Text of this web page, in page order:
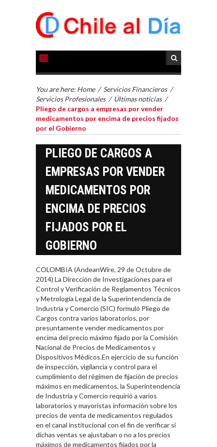
You are here: Home / Servicios Financieros /
Servicios Profesionales / Últimas noticias /
Pliego de cargos a empresas por vender
medicamentos por encima de precios fijados
por el Gobierno
PLIEGO DE CARGOS A
EMPRESAS POR VENDER
MEDICAMENTOS POR
ENCIMA DE PRECIOS
FIJADOS POR EL
GOBIERNO
COLOMBIA (AndeanWire, 29 de Octubre de
2014) La Dirección de Investigaciones para el
Control y Verificación de Reglamentos Técnicos
y Metrología Legal de la Superintendencia de
Industria y Comercio (SIC) formuló Pliego de
Cargos contra varios laboratorios, por
presuntamente vender medicamentos por
encima del precio máximo fijado por la Comisión
Nacional de Precios de Medicamentos y
Dispositivos Médicos.En ejercicio de su función
de inspección, vigilancia y control para el
cumplimiento del régimen de fijación de precios
máximos en medicamentos, la Superintendencia
de Industria y Comercio requirió a varios
laboratorios y mayoristas información sobre los
precios de venta de medicamentos regulados
en el canal institucional con el fin de verificar si
dichas ventas se ajustaban o no a los precios
máximos de medicamentos fijados por la